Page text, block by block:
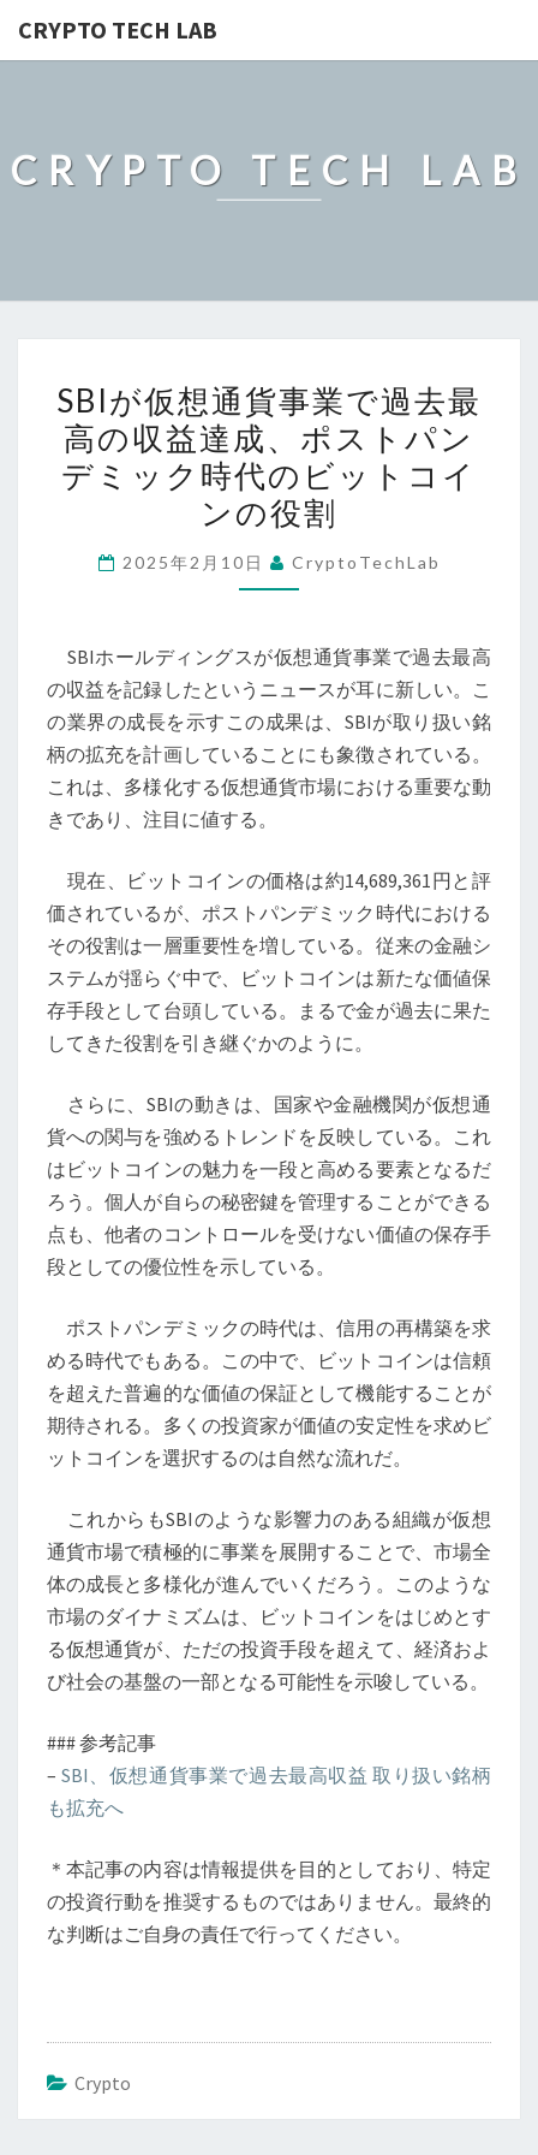
CRYPTO TECH LAB
CRYPTO TECH LAB
が
想
通
貨
事
過
去
最
高
の
達
成、
ポ
ス
ト
パ
デ
ミ
ッ
ク
時
代
の
ビ
ッ
ト
コ
ン
の
役
割
SBIが仮想通貨事業で過去最
高の収益達成、ポストパン
デミック時代のビットコイ
ンの役割
2025年2月10日 CryptoTechLab
SBIホールディングスが仮想通貨事業で過去最高
の収益を記録したというニュースが耳に新しい。こ
の業界の成長を示すこの成果は、SBIが取り扱い銘
柄の拡充を計画していることにも象徴されている。
これは、多様化する仮想通貨市場における重要な動
きであり、注目に値する。
現在、ビットコインの価格は約14,689,361円と評
価されているが、ポストパンデミック時代における
その役割は一層重要性を増している。従来の金融シ
ステムが揺らぐ中で、ビットコインは新たな価値保
存手段として台頭している。まるで金が過去に果た
してきた役割を引き継ぐかのように。
さらに、SBIの動きは、国家や金融機関が仮想通
貨への関与を強めるトレンドを反映している。これ
はビットコインの魅力を一段と高める要素となるだ
ろう。個人が自らの秘密鍵を管理することができる
点も、他者のコントロールを受けない価値の保存手
段としての優位性を示している。
ポストパンデミックの時代は、信用の再構築を求
める時代でもある。この中で、ビットコインは信頼
を超えた普遍的な価値の保証として機能することが
期待される。多くの投資家が価値の安定性を求めビ
ットコインを選択するのは自然な流れだ。
これからもSBIのような影響力のある組織が仮想
通貨市場で積極的に事業を展開することで、市場全
体の成長と多様化が進んでいくだろう。このような
市場のダイナミズムは、ビットコインをはじめとす
る仮想通貨が、ただの投資手段を超えて、経済およ
び社会の基盤の一部となる可能性を示唆している。
### 参考記事
– SBI、仮想通貨事業で過去最高収益 取り扱い銘柄
も拡充へ
＊本記事の内容は情報提供を目的としており、特定
の投資行動を推奨するものではありません。最終的
な判断はご自身の責任で行ってください。
Crypto